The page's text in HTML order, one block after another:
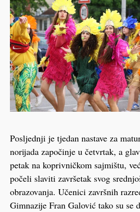
Posljednji je tjedan nastave za
norijada započinje u četvrtak, a
petak na koprivničkom sajmištu,
počeli slaviti završetak svog
obrazovanja. Učenici završnih
Gimnazije Fran Galović tako su se